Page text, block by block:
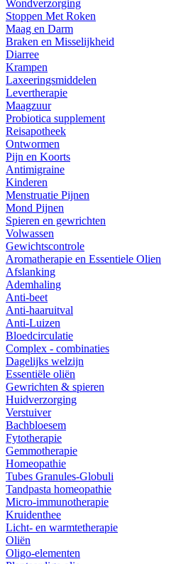
Wondverzorging
Stoppen Met Roken
Maag en Darm
Braken en Misselijkheid
Diarree
Krampen
Laxeeringsmiddelen
Levertherapie
Maagzuur
Probiotica supplement
Reisapotheek
Ontwormen
Pijn en Koorts
Antimigraine
Kinderen
Menstruatie Pijnen
Mond Pijnen
Spieren en gewrichten
Volwassen
Gewichtscontrole
Aromatherapie en Essentiele Olien
Afslanking
Ademhaling
Anti-beet
Anti-haaruitval
Anti-Luizen
Bloedcirculatie
Complex - combinaties
Dagelijks welzijn
Essentiële oliën
Gewrichten & spieren
Huidverzorging
Verstuiver
Bachbloesem
Fytotherapie
Gemmotherapie
Homeopathie
Tubes Granules-Globuli
Tandpasta homeopathie
Micro-immunotherapie
Kruidenthee
Licht- en warmtetherapie
Oliën
Oligo-elementen